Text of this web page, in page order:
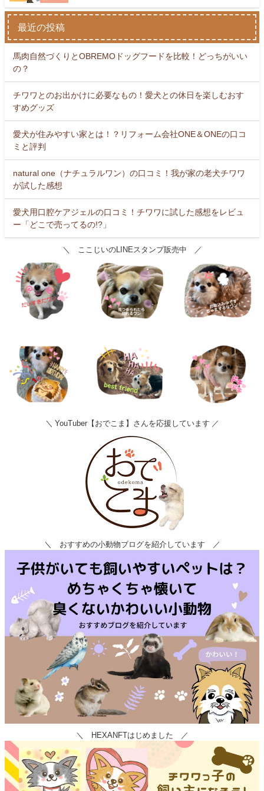
最近の投稿
馬肉自然づくりとOBREMOドッグフードを比較！どっちがいい
の？
チワワとのお出かけに必要なもの！愛犬との休日を楽しむおす
すめグッズ
愛犬が住みやすい家とは！？リフォーム会社ONE＆ONEの口コ
ミと評判
natural one（ナチュラルワン）の口コミ！我が家の老犬チワワ
が試した感想
愛犬用口腔ケアジェルの口コミ！チワワに試した感想をレビュ
ー「どこで売ってるの!?」
＼ ここじいのLINEスタンプ販売中 ／
＼ YouTuber【おでこま】さんを応援しています ／
＼ おすすめの小動物ブログを紹介しています ／
＼ HEXANFTはじめました ／